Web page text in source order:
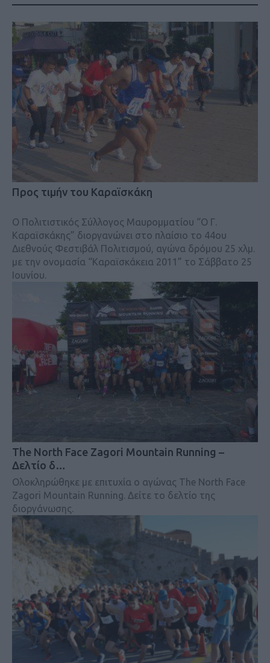
Προς τιμήν του Καραϊσκάκη
Ο Πολιτιστικός Σύλλογος Μαυρομματίου “Ο Γ.
Καραϊσκάκης” διοργανώνει στο πλαίσιο το 44ου
Διεθνούς Φεστιβάλ Πολιτισμού, αγώνα δρόμου 25 χλμ.
με την ονομασία “Καραϊσκάκεια 2011” το Σάββατο 25
Ιουνίου.
The North Face Zagori Mountain Running –
Δελτίο δ…
Ολοκληρώθηκε με επιτυχία ο αγώνας The North Face
Zagori Mountain Running. Δείτε το δελτίο της
διοργάνωσης.